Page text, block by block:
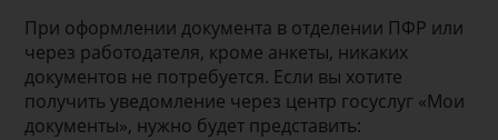
При оформлении документа в отделении ПФР или
через работодателя, кроме анкеты, никаких
документов не потребуется. Если вы хотите
получить уведомление через центр госуслуг «Мои
документы», нужно будет представить: